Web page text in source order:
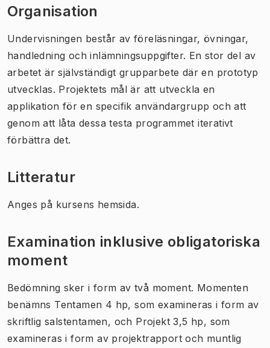
Organisation
Undervisningen består av föreläsningar, övningar,
handledning och inlämningsuppgifter. En stor del av
arbetet är självständigt grupparbete där en prototyp
utvecklas. Projektets mål är att utveckla en
applikation för en specifik användargrupp och att
genom att låta dessa testa programmet iterativt
förbättra det.
Litteratur
Anges på kursens hemsida.
Examination inklusive obligatoriska
moment
Bedömning sker i form av två moment. Momenten
benämns Tentamen 4 hp, som examineras i form av
skriftlig salstentamen, och Projekt 3,5 hp, som
examineras i form av projektrapport och muntlig